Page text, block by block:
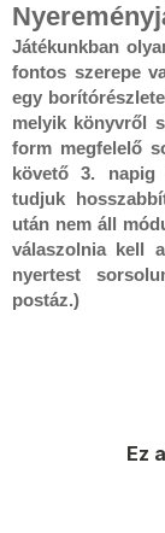
Játékunkban
fontos szerepe
egy
melyik könyvről
form megfelelő
követő 3. napig
tudjuk
után nem áll
válaszolnia kell
nyertest
postáz.)